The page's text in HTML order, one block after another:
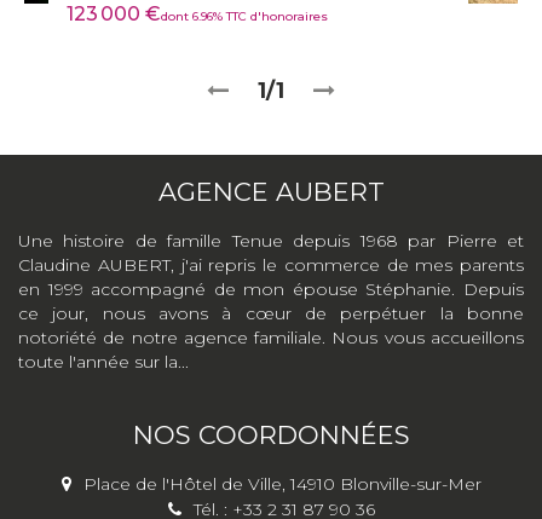
123 000 €dont 6.96% TTC d'honoraires
1/1
AGENCE AUBERT
Une histoire de famille Tenue depuis 1968 par Pierre et
Claudine AUBERT, j'ai repris le commerce de mes parents
en 1999 accompagné de mon épouse Stéphanie. Depuis
ce jour, nous avons à cœur de perpétuer la bonne
notoriété de notre agence familiale. Nous vous accueillons
toute l'année sur la...
NOS COORDONNÉES
Place de l'Hôtel de Ville, 14910 Blonville-sur-Mer
Tél. : +33 2 31 87 90 36